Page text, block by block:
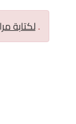
لكتابة.